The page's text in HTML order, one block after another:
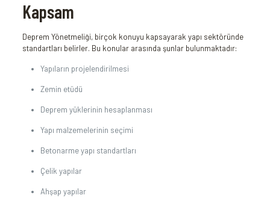
Kapsam
Deprem Yönetmeliği, birçok konuyu kapsayarak yapı sektöründe
standartları belirler. Bu konular arasında şunlar bulunmaktadır:
Yapıların projelendirilmesi
Zemin etüdü
Deprem yüklerinin hesaplanması
Yapı malzemelerinin seçimi
Betonarme yapı standartları
Çelik yapılar
Ahşap yapılar